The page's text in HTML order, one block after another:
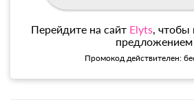
Перейдите на сайт Elyts, чтобы
предложением
Промокод действителен: